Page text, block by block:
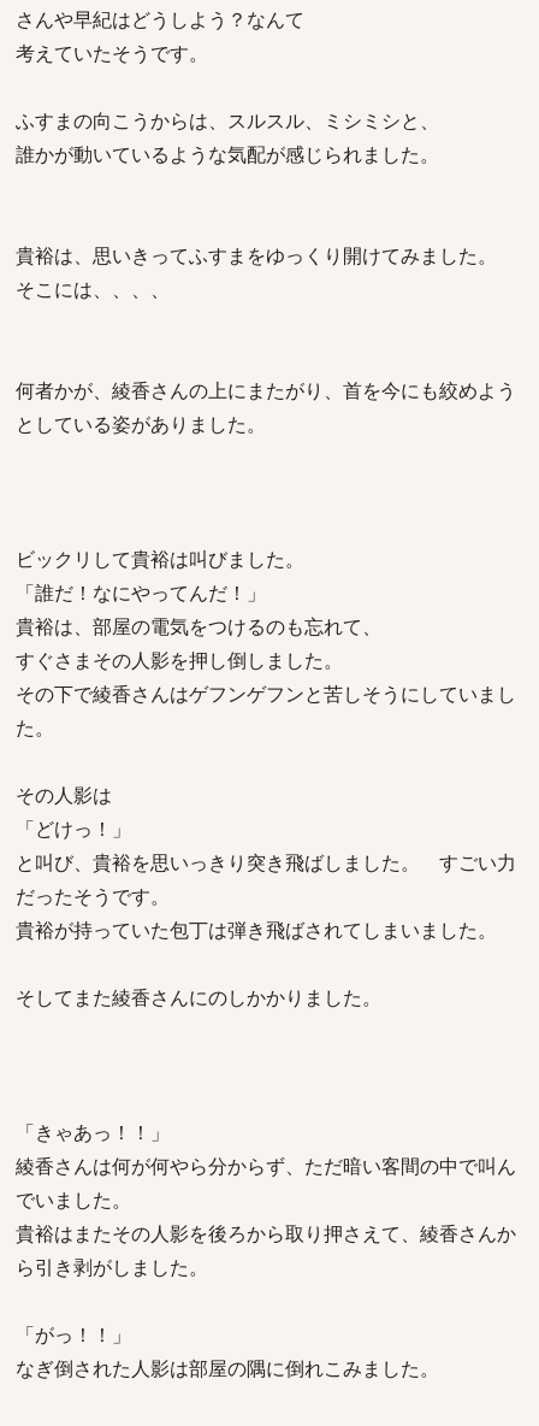
さんや早紀はどうしよう？なんて
考えていたそうです。
ふすまの向こうからは、スルスル、ミシミシと、
誰かが動いているような気配が感じられました。
貴裕は、思いきってふすまをゆっくり開けてみました。
そこには、、、、
何者かが、綾香さんの上にまたがり、首を今にも絞めよう
としている姿がありました。
ビックリして貴裕は叫びました。
「誰だ！なにやってんだ！」
貴裕は、部屋の電気をつけるのも忘れて、
すぐさまその人影を押し倒しました。
その下で綾香さんはゲフンゲフンと苦しそうにしていまし
た。
その人影は
「どけっ！」
と叫び、貴裕を思いっきり突き飛ばしました。 すごい力
だったそうです。
貴裕が持っていた包丁は弾き飛ばされてしまいました。
そしてまた綾香さんにのしかかりました。
「きゃあっ！！」
綾香さんは何が何やら分からず、ただ暗い客間の中で叫ん
でいました。
貴裕はまたその人影を後ろから取り押さえて、綾香さんか
ら引き剥がしました。
「がっ！！」
なぎ倒された人影は部屋の隅に倒れこみました。